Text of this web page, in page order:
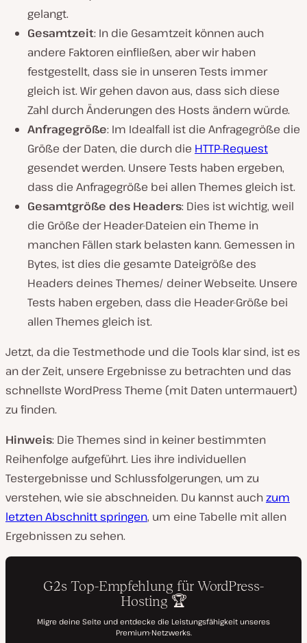
gelangt.
Gesamtzeit: In die Gesamtzeit können auch
andere Faktoren einfließen, aber wir haben
festgestellt, dass sie in unseren Tests immer
gleich ist. Wir gehen davon aus, dass sich diese
Zahl durch Änderungen des Hosts ändern würde.
Anfragegröße: Im Idealfall ist die Anfragegröße die
Größe der Daten, die durch die HTTP-Request
gesendet werden. Unsere Tests haben ergeben,
dass die Anfragegröße bei allen Themes gleich ist.
Gesamtgröße des Headers: Dies ist wichtig, weil
die Größe der Header-Dateien ein Theme in
manchen Fällen stark belasten kann. Gemessen in
Bytes, ist dies die gesamte Dateigröße des
Headers deines Themes/ deiner Webseite. Unsere
Tests haben ergeben, dass die Header-Größe bei
allen Themes gleich ist.
Jetzt, da die Testmethode und die Tools klar sind, ist es
an der Zeit, unsere Ergebnisse zu betrachten und das
schnellste WordPress Theme (mit Daten untermauert)
zu finden.
Hinweis: Die Themes sind in keiner bestimmten
Reihenfolge aufgeführt. Lies ihre individuellen
Testergebnisse und Schlussfolgerungen, um zu
verstehen, wie sie abschneiden. Du kannst auchzum
letzten Abschnitt springen, um eine Tabelle mit allen
Ergebnissen zu sehen.